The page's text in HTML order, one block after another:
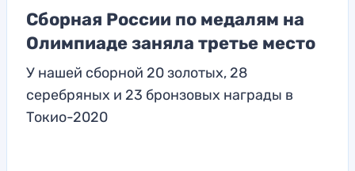
Сборная России по медалям на
Олимпиаде заняла третье место
У нашей сборной 20 золотых, 28
серебряных и 23 бронзовых награды в
Токио-2020